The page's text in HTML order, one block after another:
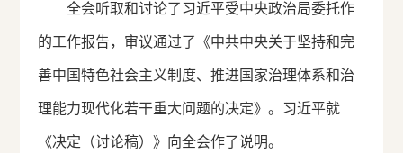
全会听取和讨论了习近平受中央政治局委托作
的工作报告，审议通过了《中共中央关于坚持和完
善中国特色社会主义制度、推进国家治理体系和治
理能力现代化若干重大问题的决定》。习近平就
《决定（讨论稿）》向全会作了说明。